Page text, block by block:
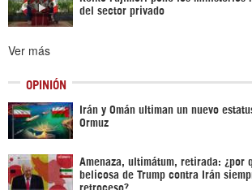
del sector privado
Ver más
OPINIÓN
Irán y Omán ultiman un nuevo
Ormuz
Amenaza, ultimátum, retirada: ¿por
belicosa de Trump contra Irán
retroceso?